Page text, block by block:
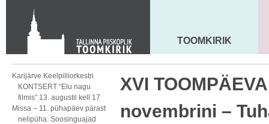
KONTAKT
Toom-Kooli 6, 10130 TALLINN
tallinna.toom@eelk.ee
MAARJA KIRIK
TOOMKIRIK
Karijärve Keelpilliorkestri
KONTSERT “Elu nagu
filmis” 13. augustil kell 17
Missa – 11. pühapäev pärast
nelipüha. Soosinguajad
XVI
novembrini –